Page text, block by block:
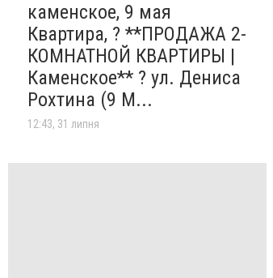
каменское, 9 мая
Квартира, ? **ПРОДАЖА 2-
КОМНАТНОЙ КВАРТИРЫ |
Каменское** ? ул. Дениса
Рохтина (9 М...
12:43, 31 липня